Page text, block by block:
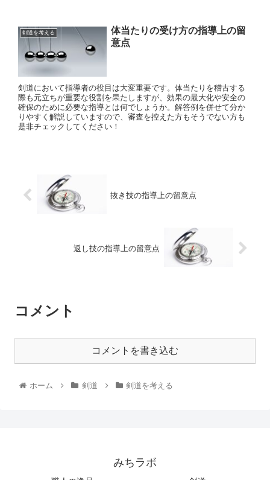
剣道を考える
体当たりの受け方の指導上の留
意点
剣道において指導者の役目は大変重要です。体当たりを稽古する
際も元立ちが重要な役割を果たしますが、効果の最大化や安全の
確保のために必要な指導とは何でしょうか。解答例を併せて分か
りやすく解説していますので、審査を控えた方もそうでない方も
是非チェックしてください！
抜き技の指導上の留意点
返し技の指導上の留意点
コメント
コメントを書き込む
ホーム 剣道 剣道を考える
みちラボ